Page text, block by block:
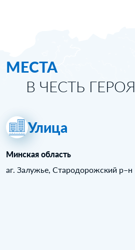
МЕСТА
В ЧЕСТЬ ГЕРОЯ
Улица
Минская область
аг. Залужье, Стародорожский р–н